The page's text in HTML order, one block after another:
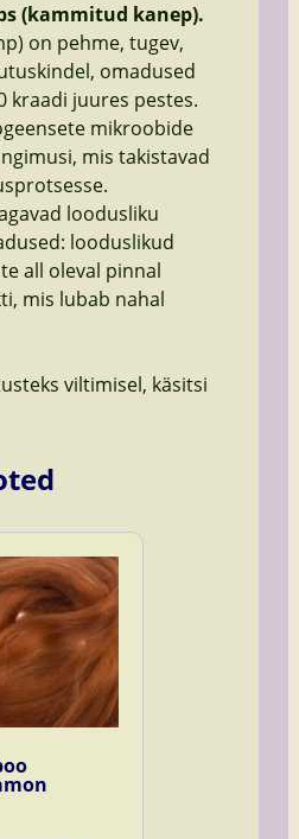
(kammitud kanep).
on pehme, tugev,
omadused
kraadi juures pestes.
mikroobide
mis takistavad
loodusliku
looduslikud
all oleval pinnal
mis lubab nahal
viltimisel, käsitsi